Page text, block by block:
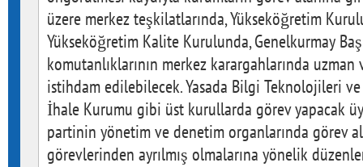
üzere merkez teşkilatlarında, Yükseköğretim
Yükseköğretim Kalite Kurulunda, Genelkurmay
komutanlıklarının merkez karargahlarında uzman
istihdam edilebilecek. Yasada Bilgi Teknolojileri
İhale Kurumu gibi üst kurullarda görev yapacak
partinin yönetim ve denetim organlarında görev
görevlerinden ayrılmış olmalarına yönelik